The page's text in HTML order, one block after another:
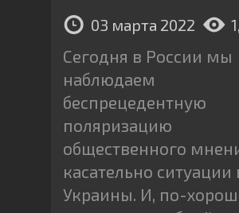
03 марта 2022
Сегодня в России мы
наблюдаем
беспрецедентную
поляризацию
общественного
касательно ситуации
Украины. И, по-